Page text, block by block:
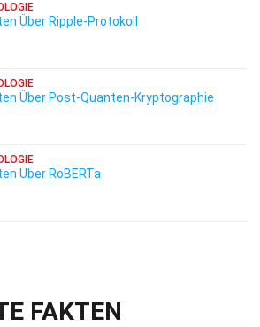
Über Ripple-Protokoll
Über Post-Quanten-Kryptographie
Über RoBERTa
FAKTEN